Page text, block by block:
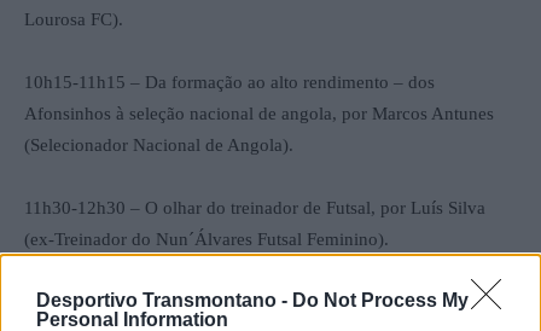
Desportivo Transmontano - Do Not Process My
Personal Information
Lourosa FC).
10h15-11h15 – Da formação ao alto rendimento – dos
Afonsinhos à seleção nacional de angola, por Marcos Antunes
(Selecionador Nacional de Angola).
11h30-12h30 – O olhar do treinador de Futsal, por Luís Silva
(ex-Treinador do Nun´Álvares Futsal Feminino).
12h30-13h30 – Desenvolvimento de um Plano de Jogo, por